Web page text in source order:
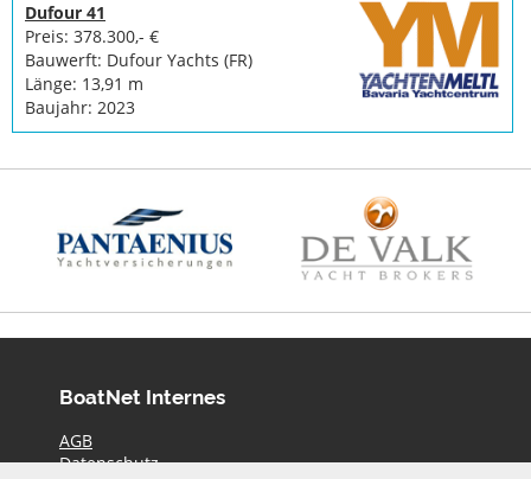
Dufour 41
Preis: 378.300,- €
Bauwerft: Dufour Yachts (FR)
Länge: 13,91 m
Baujahr: 2023
BoatNet Internes
AGB
Datenschutz